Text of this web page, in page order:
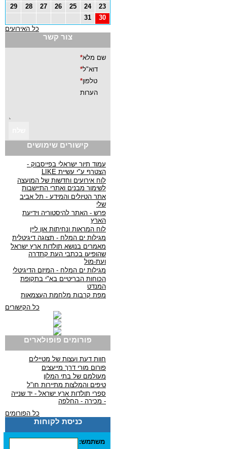
23
24
25
26
27
28
29
30
31
כל האירועים
צור קשר
קישורים שימושים
עמוד תיור ישראלי בפייסבוק -
הצטרף ע"י עשיית LIKE
לוח אירועים וחדשות של המועצה
לשימור מבנים ואתרי התיישבות
אתר הטיולים והמידע - תל אביב
שלי
פרש - האתר להיסטוריה וידיעת
הארץ
לוח המראות ונחיתות און ליין
מגילות ים המלח - תצוגה דיגיטלית
מאמרים בנושא תולדות ארץ ישראל
שהופיעו בכתבי העת קתדרה
ועת-מול
מגילות ים המלח - המיזם הדיגיטלי
הכוחות הבריטיים בא"י בתקופת
המנדט
מפת קרבות מלחמת העצמאות
כל הקישורים
פורומים פופולארים
חוות דעת ועצות של מטיילים
פורום מורי דרך מייעצים
מעולמם של בתי המלון
טיפים והמלצות מתיירות חו"ל
ספרי תולדות ארץ ישראל - יד שנייה
- מכירה - החלפה
כל הפורומים
כניסת לקוחות
משתמש: